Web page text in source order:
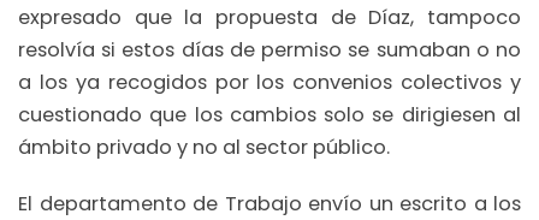
expresado que la propuesta de Díaz, tampoco
resolvía si estos días de permiso se sumaban o no
a los ya recogidos por los convenios colectivos y
cuestionado que los cambios solo se dirigiesen al
ámbito privado y no al sector público.
El departamento de Trabajo envío un escrito a los